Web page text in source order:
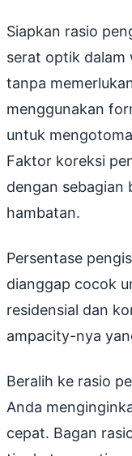
Siapkan rasio
serat optik dalam
tanpa
menggunakan
untuk
Faktor koreksi
dengan sebagian
hambatan.
Persentase
dianggap cocok
residensial dan
ampacity-nya
Beralih ke rasio
Anda
cepat. Bagan